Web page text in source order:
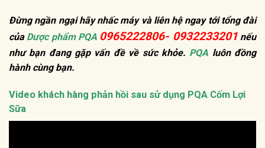
Đừng ngần ngại hãy nhấc máy và liên hệ ngay tới tổng đài
của Dược phẩm PQA 0965222806- 0932233201 nếu
như bạn đang gặp vấn đề về sức khỏe. PQA luôn đồng
hành cùng bạn.
Video khách hàng phản hồi sau sử dụng PQA Cốm Lợi
Sữa